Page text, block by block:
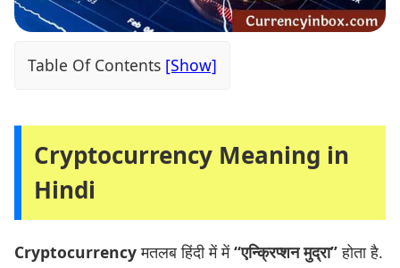
Table Of Contents
Cryptocurrency Meaning in
Hindi
Cryptocurrencyमतलब हिंदी में में“एन्क्रिप्शन मुद्रा”होता है.